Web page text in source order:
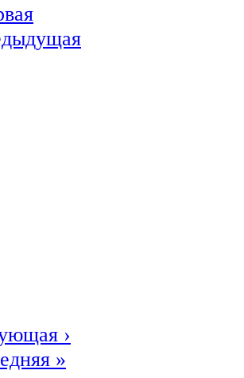
›
»